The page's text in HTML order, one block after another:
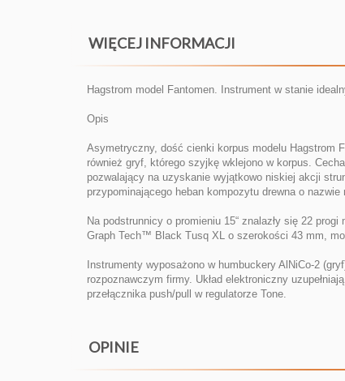
WIĘCEJ INFORMACJI
Hagstrom model Fantomen. Instrument w stanie
Opis
Asymetryczny, dość cienki korpus modelu Hagstrom
również gryf, którego szyjkę wklejono w korpus.
pozwalający na uzyskanie wyjątkowo niskiej akcji
przypominającego heban kompozytu drewna o
Na podstrunnicy o promieniu 15“ znalazły się 22
Graph Tech™ Black Tusq XL o szerokości 43 mm,
Instrumenty wyposażono w humbuckery AlNiCo-2
rozpoznawczym firmy. Układ elektroniczny
przełącznika push/pull w regulatorze Tone.
OPINIE